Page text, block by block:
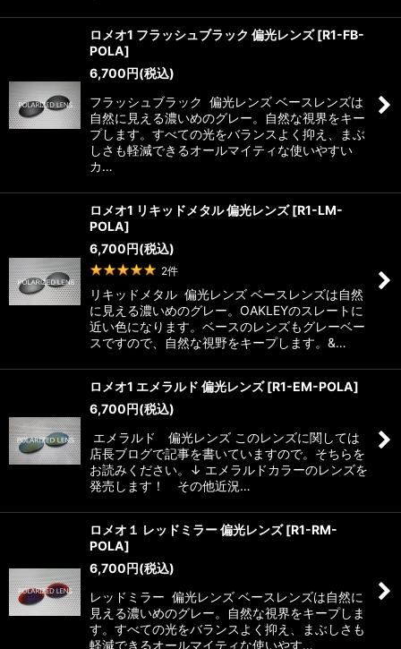
ロメオ1 フラッシュブラック 偏光レンズ [R1-FB-
POLA]
6,700円(税込)
フラッシュブラック 偏光レンズ ベースレンズは
自然に見える濃いめのグレー。自然な視界をキー
プします。すべての光をバランスよく抑え、まぶ
しさも軽減できるオールマイティな使いやすい
カ…
ロメオ1 リキッドメタル 偏光レンズ [R1-LM-
POLA]
6,700円(税込)
2件
リキッドメタル 偏光レンズ ベースレンズは自然
に見える濃いめのグレー。OAKLEYのスレートに
近い色になります。ベースのレンズもグレーベー
スですので、自然な視野をキープします。&…
ロメオ1 エメラルド 偏光レンズ [R1-EM-POLA]
6,700円(税込)
エメラルド 偏光レンズ このレンズに関しては
店長ブログで記事を書いていますので。そちらを
お読みください。↓ エメラルドカラーのレンズを
発売します！ その他近況…
ロメオ１ レッドミラー 偏光レンズ [R1-RM-
POLA]
6,700円(税込)
レッドミラー 偏光レンズ ベースレンズは自然に
見える濃いめのグレー。自然な視界をキープしま
す。すべての光をバランスよく抑え、まぶしさも
軽減できるオールマイティな使いやす…